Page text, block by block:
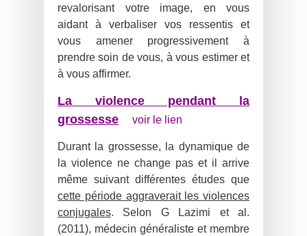
revalorisant votre image, en vous
aidant à verbaliser vos ressentis et
vous amener progressivement à
prendre soin de vous, à vous estimer et
à vous affirmer.
La violence pendant la
grossesse
voir le lien
Durant la grossesse, la dynamique de
la violence ne change pas et il arrive
même suivant différentes études que
cette période aggraverait les violences
conjugales. Selon G Lazimi et al.
(2011), médecin généraliste et membre